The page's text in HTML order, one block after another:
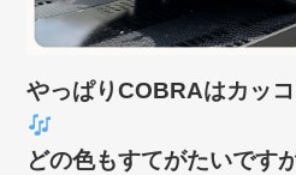
やっぱりCOBRAはカッ
どの色もすてがたいです